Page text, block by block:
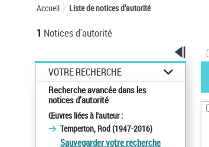
Accueil Liste de notices d’autorité
1 Notices d'autorité
VOTRE RECHERCHE
Recherche avancée dans les
notices d’autorité
Œuvres liées à l'auteur :
Temperton, Rod (1947-2016)
Sauvegarder votre recherche